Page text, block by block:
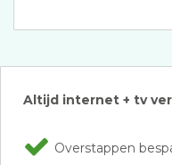
Altijd internet + tv
Overstappen